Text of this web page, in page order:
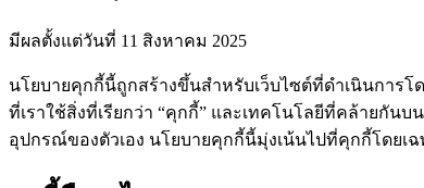
มีผลตั้งแต่วันที่ 11 สิงหาคม 2025
นโยบายคุกกี้นี้ถูกสร้างขึ้นสำหรับเว็บไซต์ที่ดำเนินการโด
ที่เราใช้สิ่งที่เรียกว่า “คุกกี้” และเทคโนโลยีที่คล้ายกัน
อุปกรณ์ของตัวเอง นโยบายคุกกี้นี้มุ่งเน้นไปที่คุกกี้โดยเฉ